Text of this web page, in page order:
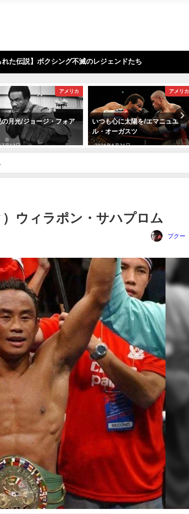
れた伝説】ボクシング不滅のレジェンドたち
アメリカ
の月光/ジョージ・フォア
7月13日
アメリカ
いつも心に太陽を/エマニュエ
ル・オーガスツ
2026年6月21日
ウィラポン・サハプロム
プクー